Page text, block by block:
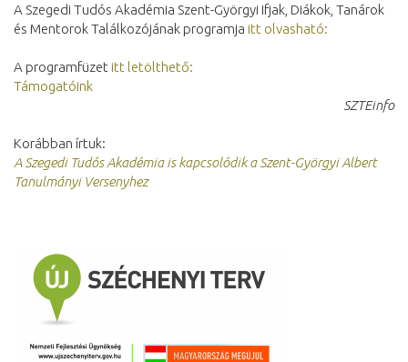
A Szegedi Tudós Akadémia Szent-Györgyi Ifjak, Diákok, Tanárok
és Mentorok Találkozójának programja itt olvasható:
A programfüzet itt letölthető:
Támogatóink
SZTEinfo
Korábban írtuk:
A Szegedi Tudós Akadémia is kapcsolódik a Szent-Györgyi Albert
Tanulmányi Versenyhez